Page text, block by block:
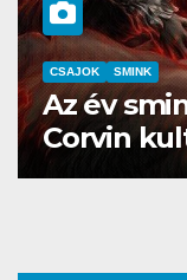
SMINK SZÉPSÉG
Pierre
vágysz